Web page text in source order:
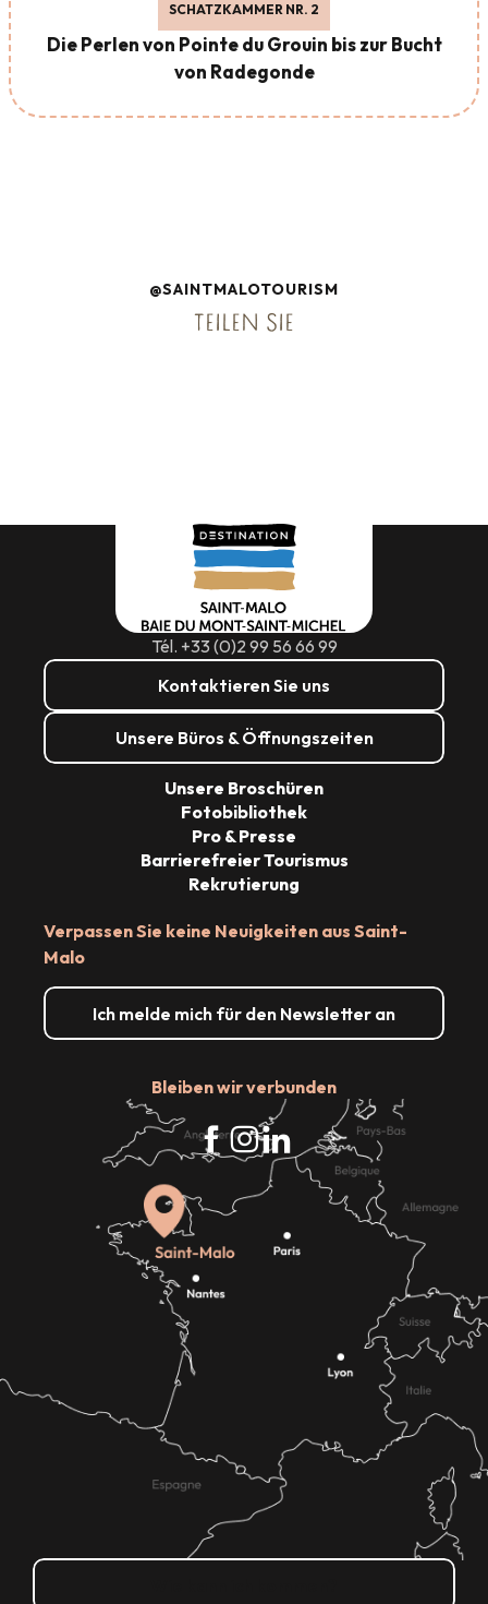
SCHATZKAMMER NR. 2
Die Perlen von Pointe du Grouin bis zur Bucht
von Radegonde
@SAINTMALOTOURISM
TEILEN SIE
Tél. +33 (0)2 99 56 66 99
Kontaktieren Sie uns
Unsere Büros & Öffnungszeiten
Verpassen Sie keine Neuigkeiten aus Saint-
Malo
Ich melde mich für den Newsletter an
Bleiben wir verbunden
Unsere Broschüren
Fotobibliothek
Pro & Presse
Barrierefreier Tourismus
Rekrutierung